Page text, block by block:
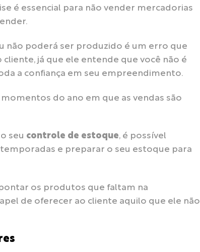
é essencial para não vender mercadorias
não poderá ser produzido é um erro que
já que ele entende que você não é
a confiança em seu empreendimento.
do ano em que as vendas são
seu controle de estoque, é possível
e preparar o seu estoque para
os produtos que faltam na
de oferecer ao cliente aquilo que ele não